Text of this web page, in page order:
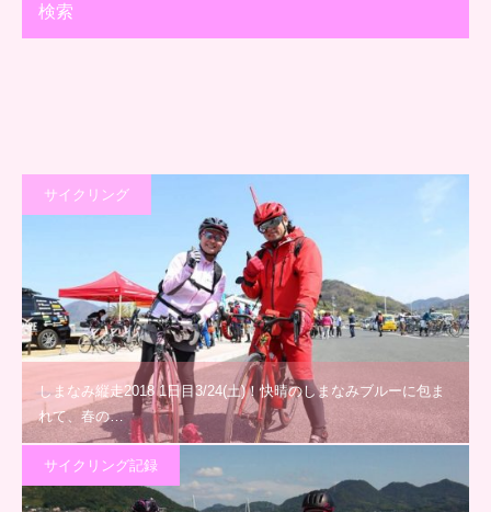
検索
サイクリング
しまなみ縦走2018 1日目3/24(土)！快晴のしまなみブルーに包ま
れて、春の…
サイクリング記録